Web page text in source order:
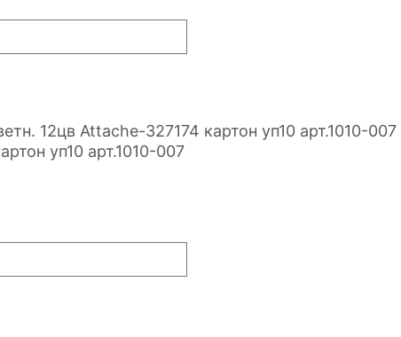
уп10 арт.1010-007